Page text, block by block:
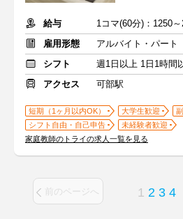
給与
1コマ(60分)：1250
雇用形態
アルバイト・パート
シフト
週1日以上 1日1時間
アクセス
可部駅
短期（1ヶ月以内OK） 大学生歓迎
シフト自由・自己申告
未経験者歓迎
家庭教師のトライの求人一覧を見る
前のページへ 1 2 3 4